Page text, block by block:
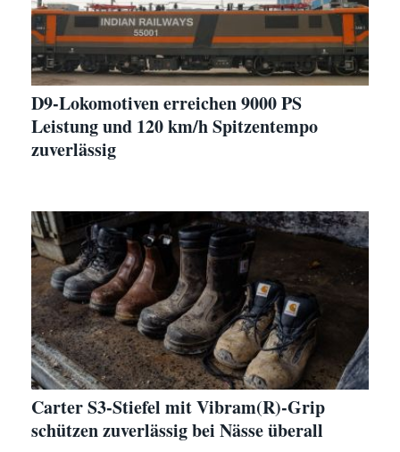
D9-Lokomotiven erreichen 9000 PS
Leistung und 120 km/h Spitzentempo
zuverlässig
Carter S3-Stiefel mit Vibram(R)-Grip
schützen zuverlässig bei Nässe überall